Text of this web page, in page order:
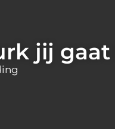
jij gaat